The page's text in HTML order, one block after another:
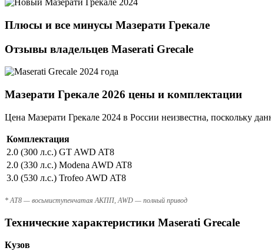
Плюсы и все минусы Мазерати Грекале
Отзывы владельцев Maserati Grecale
Мазерати Грекале 2026 цены и комплектации
Цена Мазерати Грекале 2024 в России неизвестна, поскольку
Комплектация
2.0 (300 л.с.) GT AWD AT8
2.0 (330 л.с.) Modena AWD AT8
3.0 (530 л.с.) Trofeo AWD AT8
* AT8 — восьмиступенчатая АКПП, AWD — полный привод
Технические характеристики Maserati Grecale
Кузов